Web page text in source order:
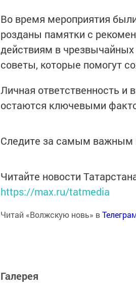
Во время мероприятия
розданы памятки с
действиям в
советы, которые помогут
Личная ответственность и
остаются ключевыми
Следите за самым важным
Читайте новости
https://max.ru/tatmedia
Читай «Волжскую новь» в
Галерея